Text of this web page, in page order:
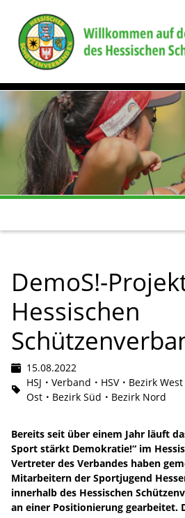
DemoS!-
Hessischen
15.08.2022
HSJ
Verband HSV Bezirk West
Ost
Bezirk Süd Bezirk Nord
Bereits seit über einem Jahr läuft
Sport stärkt Demokratie!“ im
Vertreter des Verbandes haben
Mitarbeitern der Sportjugend
innerhalb des Hessischen
an einer Positionierung gearbeitet.